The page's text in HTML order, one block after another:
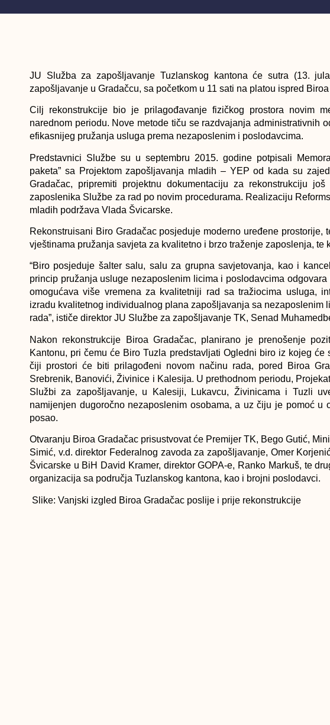
JU Služba za zapošljavanje Tuzlanskog kantona će sutra (13.
zapošljavanje u Gradačcu, sa početkom u 11 sati na platou ispred
Cilj rekonstrukcije bio je prilagođavanje fizičkog prostora novim
narednom periodu. Nove metode tiču se razdvajanja administrativnih
efikasnijeg pružanja usluga prema nezaposlenim i poslodavcima.
Predstavnici Službe su u septembru 2015. godine potpisali
paketa” sa Projektom zapošljavanja mladih – YEP od kada su
Gradačac, pripremiti projektnu dokumentaciju za rekonstrukciju
zaposlenika Službe za rad po novim procedurama. Realizaciju
mladih podržava Vlada Švicarske.
Rekonstruisani Biro Gradačac posjeduje moderno uređene
vještinama pružanja savjeta za kvalitetno i brzo traženje zaposlenja, te
“Biro posjeduje šalter salu, salu za grupna savjetovanja, kao i
princip pružanja usluge nezaposlenim licima i poslodavcima
omogućava više vremena za kvalitetniji rad sa tražiocima usluga,
izradu kvalitetnog individualnog plana zapošljavanja sa nezaposlenim
rada”, ističe direktor JU Službe za zapošljavanje TK, Senad
Nakon rekonstrukcije Biroa Gradačac, planirano je prenošenje
Kantonu, pri čemu će Biro Tuzla predstavljati Ogledni biro iz kojeg
čiji prostori će biti prilagođeni novom načinu rada, pored Biroa
Srebrenik, Banovići, Živinice i Kalesija. U prethodnom periodu,
Službi za zapošljavanje, u Kalesiji, Lukavcu, Živinicama i Tuzli
namijenjen dugoročno nezaposlenim osobama, a uz čiju je pomoć
posao.
Otvaranju Biroa Gradačac prisustvovat će Premijer TK, Bego Gutić,
Simić, v.d. direktor Federalnog zavoda za zapošljavanje, Omer
Švicarske u BiH David Kramer, direktor GOPA-e, Ranko Markuš, te
organizacija sa područja Tuzlanskog kantona, kao i brojni poslodavci.
Slike: Vanjski izgled Biroa Gradačac poslije i prije rekonstrukcije